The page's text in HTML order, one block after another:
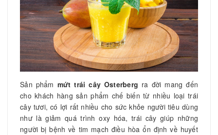
Sản phẩm mứt trái cây Osterberg ra đời mang đến
cho khách hàng sản phẩm chế biến từ nhiều loại trái
cây tươi, có lợi rất nhiều cho sức khỏe người tiêu dùng
như là giảm quá trình oxy hóa, trái cây giúp những
người bị bệnh về tim mạch điều hòa ổn định về huyết